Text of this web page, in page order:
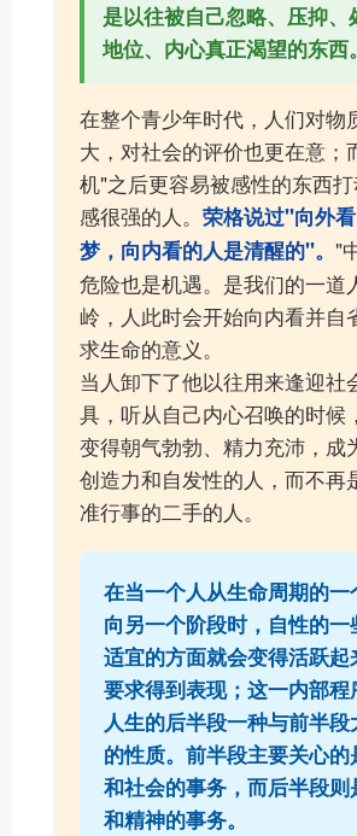
是以往被自己忽略、压抑、
地位、内心真正渴望的东西。
在整个青少年时代，人们对物
大，对社会的评价也更在意；
机"之后更容易被感性的东西
感很强的人。 荣格说过"向外
梦，向内看的人是清醒的"。 "
危险也是机遇。是我们的一道
岭，人此时会开始向内看并自
求生命的意义。
当人卸下了他以往用来逢迎社
具，听从自己内心召唤的时候
变得朝气勃勃、精力充沛，成
创造力和自发性的人，而不再
准行事的二手的人。
在当一个人从生命周期的一
向另一个阶段时，自性的一
适宜的方面就会变得活跃起
要求得到表现；这一内部程
人生的后半段一种与前半段
的性质。前半段主要关心的
和社会的事务，而后半段则
和精神的事务。